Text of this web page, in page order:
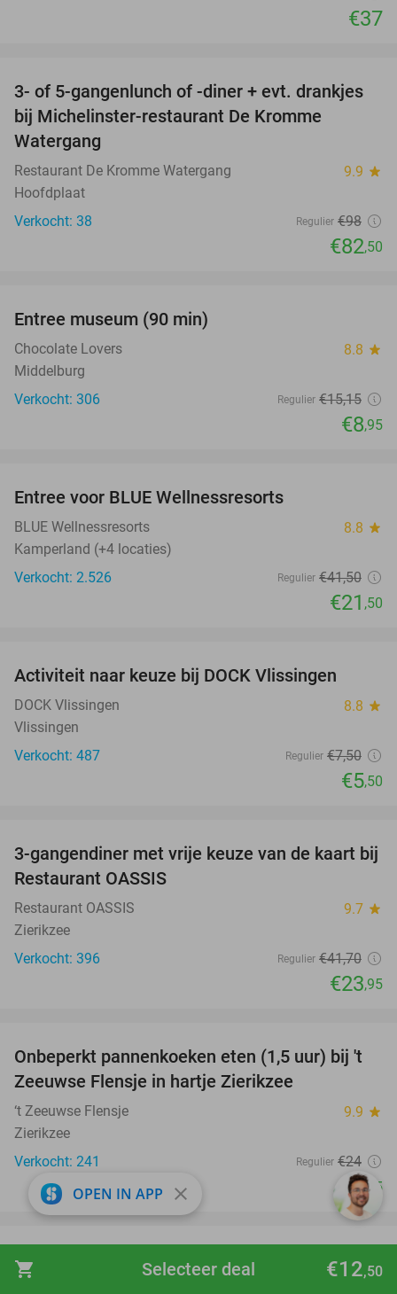
shopping_cart €12,50
Selecteer deal
€37
16%
3- of 5-gangenlunch of -diner + evt. drankjes
bij Michelinster-restaurant De Kromme
Watergang
Restaurant De Kromme Watergang 9.9 star
Hoofdplaat
Verkocht: 38
Regulier €98
€82,50
Entree museum (90 min)
Chocolate Lovers 8.8 star
Middelburg
Verkocht: 306
Regulier €15,15
€8,95
Entree voor BLUE Wellnessresorts
BLUE Wellnessresorts 8.8 star
Kamperland (+4 locaties)
Verkocht: 2.526
Regulier €41,50
€21 ,50
Activiteit naar keuze bij DOCK Vlissingen
DOCK Vlissingen 8.8 star
Vlissingen
Verkocht: 487
Regulier €7,50
€5,50
43%
3-gangendiner met vrije keuze van de kaart bij
Restaurant OASSIS
Restaurant OASSIS 9.7 star
Zierikzee
Verkocht: 396
Regulier €41,70
€23,95
67%
Onbeperkt pannenkoeken eten (1,5 uur) bij 't
Zeeuwse Flensje in hartje Zierikzee
‘t Zeeuwse Flensje 9.9 star
Zierikzee
Verkocht: 241
Regulier €24
€7,95
19%
favorite_border
Entree voor Ouwehands Dierenpark Rhenen
OPEN IN APP close